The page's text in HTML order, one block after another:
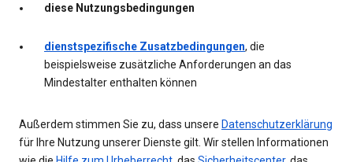
diese Nutzungsbedingungen
dienstspezifische Zusatzbedingungen, die
beispielsweise zusätzliche Anforderungen an das
Mindestalter enthalten können
Außerdem stimmen Sie zu, dass unsere Datenschutzerklärung
für Ihre Nutzung unserer Dienste gilt. Wir stellen Informationen